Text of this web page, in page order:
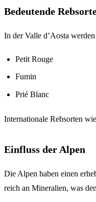
Bedeutende
In der Valle d’Aosta
Petit Rouge
Fumin
Prié Blanc
Internationale Rebsorten
Einfluss der Alpen
Die Alpen haben einen
reich an Mineralien, was